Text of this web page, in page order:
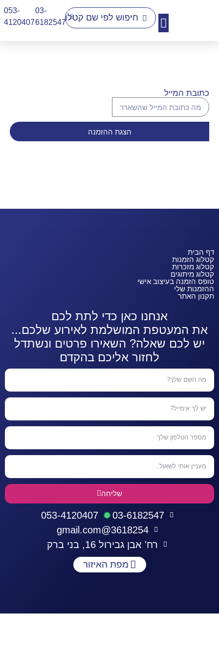
03-
6182547
053-
4120407​
כתובת המייל
הצגת ההזמנה
דף הבית
קטלוג הזמנות
קטלוג מזכרות
קטלוג מיתוגים
טופס הזמנה בעיצוב אישי
ההזמנות שלי
תקנון האתר
אנחנו כאן כדי לתת לכם
את המעטפת המושלמת לאירוע שלכם...
יש לכם שאלה? השאירו פרטים ונשתדל
לחזור אליכם בהקדם
שליחה
03-6182547
053-4120407
3618254@gmail.com
רח' אבן גבירול 16, בני ברק
מפת האיזור